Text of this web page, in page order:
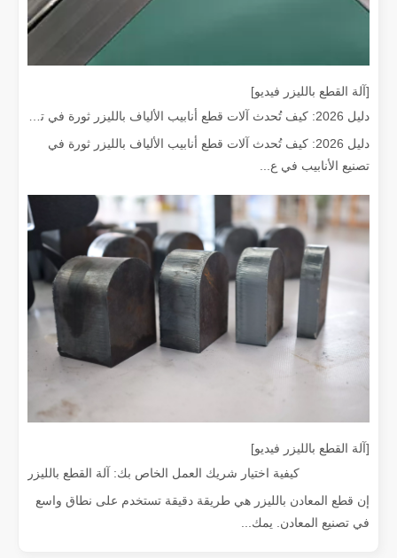
ما هو القطع بالليزر؟ علم الشريحة في جوهره، القطع بالليزر هو عملية
في مجال معالجة وترميم الأسطح، تعد إزالة الطلاء بالليزر إحدى التقنيات
[آلة القطع بالليزر فيديو]
دليل 2026: كيف تُحدث آلات قطع أنابيب الألياف بالليزر ثورة في
تصنيع الأنابيب في ع...
[آلة القطع بالليزر فيديو]
كيفية اختيار شريك العمل الخاص بك: آلة القطع بالليزر
إن قطع المعادن بالليزر هي طريقة دقيقة تستخدم على نطاق واسع
في تصنيع المعادن. يمك...